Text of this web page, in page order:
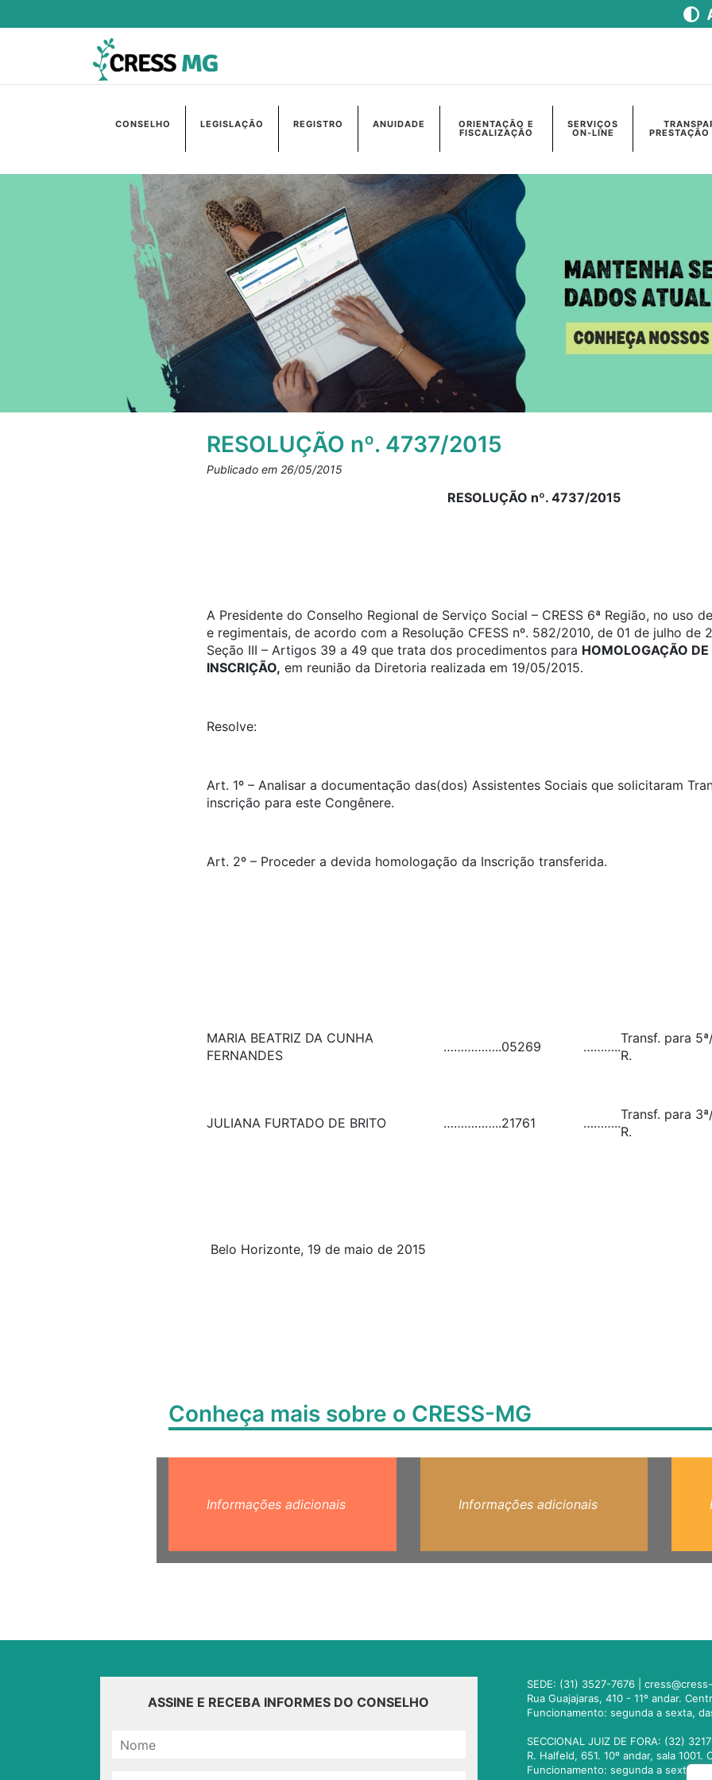
CONSELHO LEGISLAÇÃO REGISTRO ANUIDADE ORIENTAÇÃO E
FISCALIZAÇÃO
SERVIÇOS
ON-LINE
RESOLUÇÃO nº. 4737/2015
Publicado em 26/05/2015
RESOLUÇÃO nº. 4737/2015
A Presidente do Conselho Regional de Serviço Social – CRESS 6ª Região, no uso
e regimentais, de acordo com a Resolução CFESS nº. 582/2010, de 01 de julho de
Seção III – Artigos 39 a 49 que trata dos procedimentos para HOMOLOGAÇÃO
INSCRIÇÃO, em reunião da Diretoria realizada em 19/05/2015.
Resolve:
Art. 1º – Analisar a documentação das(dos) Assistentes Sociais que solicitaram
inscrição para este Congênere.
Art. 2º – Proceder a devida homologação da Inscrição transferida.
MARIA BEATRIZ DA CUNHA
FERNANDES
……………..05269 ………..
Transf. para
R.
JULIANA FURTADO DE BRITO ……………..21761 ………..
Transf. para
R.
Belo Horizonte, 19 de maio de 2015
Conheça mais sobre o CRESS-MG
Informações adicionais Informações adicionais
ASSINE E RECEBA INFORMES DO CONSELHO
SEDE: (31) 3527-7676 |
Rua Guajajaras, 410 - 11º andar.
Funcionamento: segunda a sexta,
SECCIONAL JUIZ DE FORA: (32)
R. Halfeld, 651. 10º andar, sala
Funcionamento: segunda a sexta,